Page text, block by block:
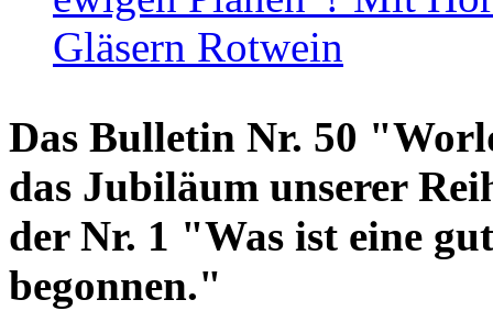
Gläsern Rotwein
Das Bulletin Nr. 50
das Jubiläum unserer
der Nr. 1 "Was ist eine
begonnen."